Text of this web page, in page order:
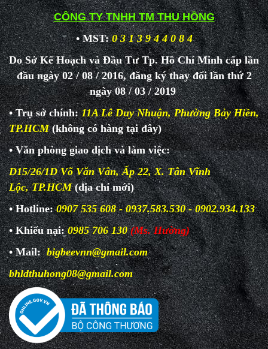
CÔNG TY TNHH TM THU HỒNG
• MST: 0 3 1 3 9 4 4 0 8 4
Do Sở Kế Hoạch và Đầu Tư Tp. Hồ Chí Minh cấp lần
đầu ngày 02 / 08 / 2016, đăng ký thay đổi lần thứ 2
ngày 08 / 03 / 2019
• Trụ sở chính:11A Lê Duy Nhuận, Phường Bảy Hiền,
TP.HCM (không có hàng tại đây)
• Văn phòng giao dịch và làmviệc:
D15/26/1D Võ Văn Vân, Ấp 22, X. Tân Vĩnh
Lộc, TP.HCM(địa chỉ mới)
• Hotline:0907 535 608 - 0937.583.530 - 0902.934.133
• Khiếu nại: 0985 706 130 (Ms. Hường)
• Mail:bigbeevnn@gmail.com
bhldthuhong08@gmail.com